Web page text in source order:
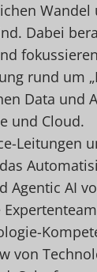
Wandel
Dabei
rund um
Data und
und Cloud.
Leitungen
Agentic AI
von